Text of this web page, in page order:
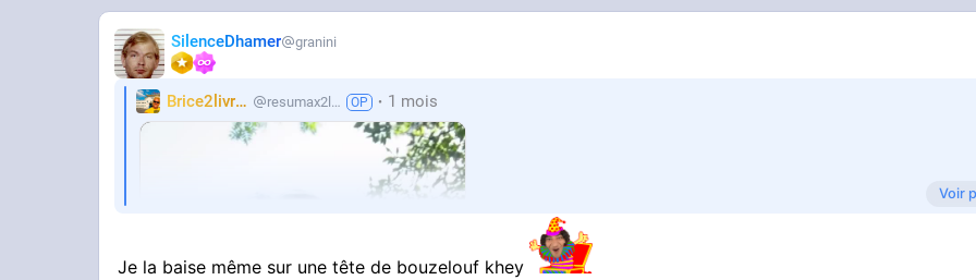
SilenceDhamer granini
Brice2livres resumax2livres 1 mois
Voir
Je la baise même sur une tête de bouzelouf khey